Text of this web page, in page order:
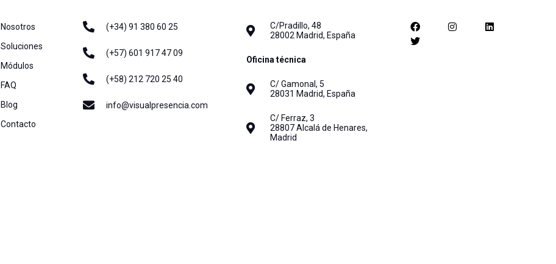
Nosotros
Soluciones
Módulos
FAQ
Blog
Contacto
(+34) 91 380 60 25
(+57) 601 917 47 09
(+58) 212 720 25 40
info@visualpresencia.com
C/Pradillo, 48
28002 Madrid, España
Oficina técnica
C/ Gamonal, 5
28031 Madrid, España
C/ Ferraz, 3
28807 Alcalá de Henares,
Madrid